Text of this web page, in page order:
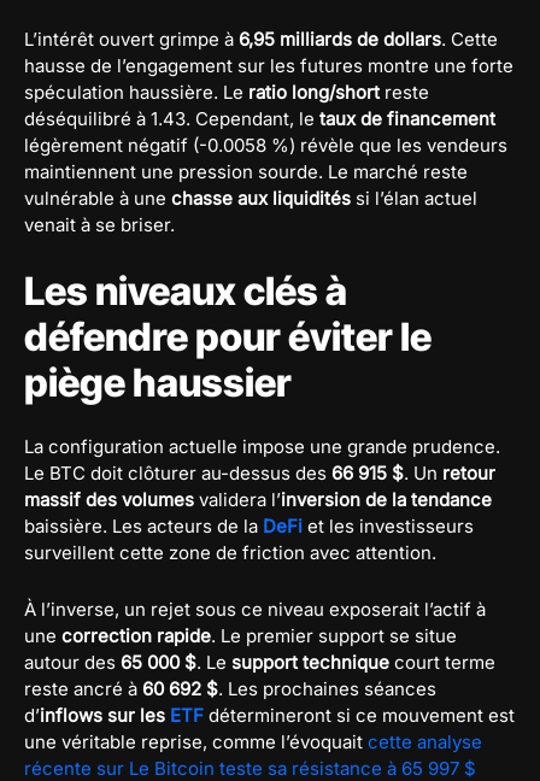
L’intérêt ouvert grimpe à 6,95 milliards de dollars. Cette
hausse de l’engagement sur les futures montre une forte
spéculation haussière. Le ratio long/shortreste
déséquilibré à 1.43. Cependant, le taux de financement
légèrement négatif (-0.0058 %) révèle que les vendeurs
maintiennent une pression sourde. Le marché reste
vulnérable à une chasse aux liquidités si l’élan actuel
venait à se briser.
Les niveaux clés à
défendre pour éviter le
piège haussier
La configuration actuelle impose une grande prudence.
Le BTC doit clôturer au-dessus des 66 915 $. Un retour
massif des volumes validera l’inversion de la tendance
baissière. Les acteurs de la DeFi et les investisseurs
surveillent cette zone de friction avec attention.
À l’inverse, un rejet sous ce niveau exposerait l’actif à
une correction rapide. Le premier support se situe
autour des 65 000 $. Le support technique court terme
reste ancré à 60 692 $. Les prochaines séances
d’inflows sur les ETF détermineront si ce mouvement est
une véritable reprise, comme l’évoquait cette analyse
récente sur Le Bitcoin teste sa résistance à 65 997 $